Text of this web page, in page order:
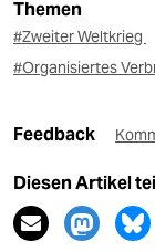
Themen
#Zweiter Weltkrieg
#Organisiertes
Feedback
Diesen Artikel